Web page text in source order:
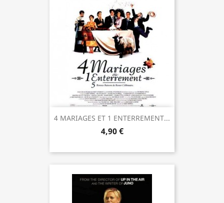
4 MARIAGES ET 1 ENTERREMENT...
4,90 €